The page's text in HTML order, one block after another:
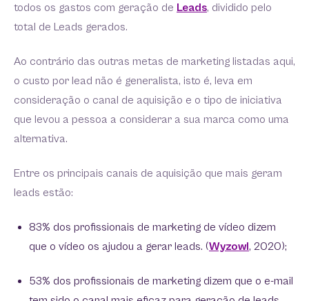
todos os gastos com geração de Leads, dividido pelo
total de Leads gerados.
Ao contrário das outras metas de marketing listadas aqui,
o custo por lead não é generalista, isto é, leva em
consideração o canal de aquisição e o tipo de iniciativa
que levou a pessoa a considerar a sua marca como uma
alternativa.
Entre os principais canais de aquisição que mais geram
leads estão:
83% dos profissionais de marketing de vídeo dizem
que o vídeo os ajudou a gerar leads. (Wyzowl, 2020);
53% dos profissionais de marketing dizem que o e-mail